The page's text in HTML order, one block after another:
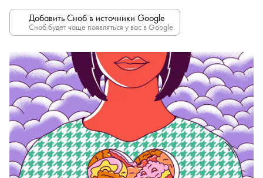
Добавить Сноб в источники Google
Сноб будет чаще появляться у вас в Google.